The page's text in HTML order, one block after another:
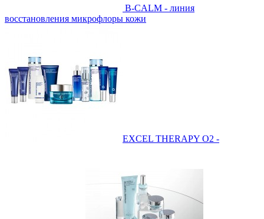
B-CALM - линия
восстановления микрофлоры кожи
EXCEL THERAPY O2 -